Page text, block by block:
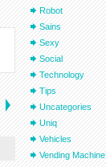
Robot
Sains
Sexy
Social
Technology
Tips
Uncategories
Uniq
Vehicles
Vending Machine